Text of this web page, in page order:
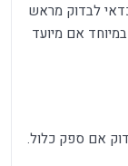
לבדוק מראש
אם מיועד